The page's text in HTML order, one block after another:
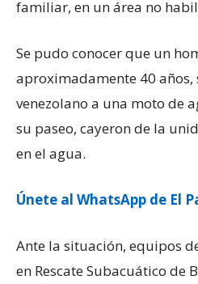
familiar, en un área no
Se pudo conocer que un
aproximadamente 40 años,
venezolano a una moto de
su paseo, cayeron de la
en el agua.
Únete al WhatsApp de El
Ante la situación, equipos
en Rescate Subacuático de